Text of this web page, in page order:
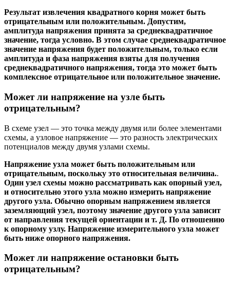
Результат извлечения квадратного корня может быть
отрицательным или положительным. Допустим,
амплитуда напряжения принята за среднеквадратичное
значение, тогда условно. В этом случае среднеквадратичное
значение напряжения будет положительным, только если
амплитуда и фаза напряжения взяты для получения
среднеквадратичного напряжения, тогда это может быть
комплексное отрицательное или положительное значение.
Может ли напряжение на узле быть
отрицательным?
В схеме узел — это точка между двумя или более элементами
схемы, а узловое напряжение — это разность электрических
потенциалов между двумя узлами схемы.
Напряжение узла может быть положительным или
отрицательным, поскольку это относительная величина..
Один узел схемы можно рассматривать как опорный узел,
и относительно этого узла можно измерить напряжение
другого узла. Обычно опорным напряжением является
заземляющий узел, поэтому значение другого узла зависит
от направления текущей ориентации и т. Д. По отношению
к опорному узлу. Напряжение измерительного узла может
быть ниже опорного напряжения.
Может ли напряжение остановки быть
отрицательным?